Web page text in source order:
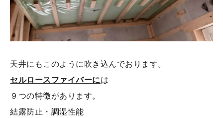
天井にもこのように吹き込んでおります。
セルロースファイバーには
９つの特徴があります。
結露防止・調湿性能